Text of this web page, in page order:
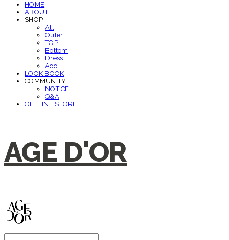
HOME
ABOUT
SHOP
All
Outer
TOP
Bottom
Dress
Acc
LOOK BOOK
COMMUNITY
NOTICE
Q&A
OFFLINE STORE
AGE D'OR